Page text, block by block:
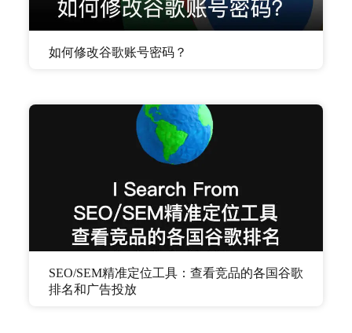
如何修改谷歌账号密码？
SEO/SEM精准定位工具：查看竞品的各国谷歌
排名和广告投放